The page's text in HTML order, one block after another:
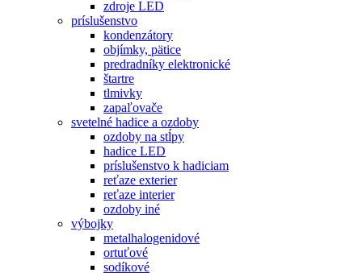
zdroje LED
príslušenstvo
kondenzátory
objímky, pätice
predradníky elektronické
štartre
tlmivky
zapaľovače
svetelné hadice a ozdoby
ozdoby na stĺpy
hadice LED
príslušenstvo k hadiciam
reťaze exterier
reťaze interier
ozdoby iné
výbojky
metalhalogenidové
ortuťové
sodíkové